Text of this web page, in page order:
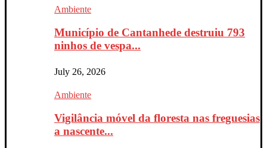
Ambiente
Município de Cantanhede destruiu 793
ninhos de vespa...
July 26, 2026
Ambiente
Vigilância móvel da floresta nas freguesias
a nascente...